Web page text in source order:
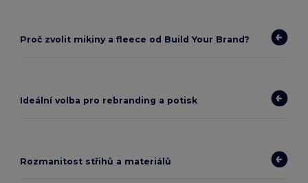
Proč zvolit mikiny a fleece od Build Your Brand?
Ideální volba pro rebranding a potisk
Rozmanitost střihů a materiálů